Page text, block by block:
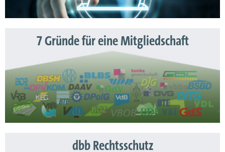
7 Gründe für eine Mitgliedschaft
dbb Rechtsschutz